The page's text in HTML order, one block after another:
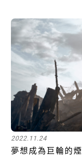
2022.11.24
夢想成為巨輪的